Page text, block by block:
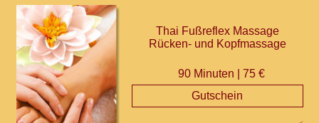
Thai Fußreflex Massage
Rücken- und Kopfmassage
90 Minuten | 75 €
Gutschein